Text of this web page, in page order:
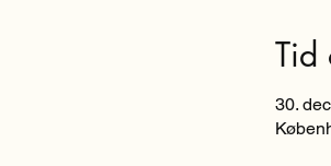
Tid
30.